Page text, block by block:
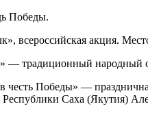
Победы.
всероссийская акция.
— традиционный народный
Победы» —
Республики Саха (Якутия)